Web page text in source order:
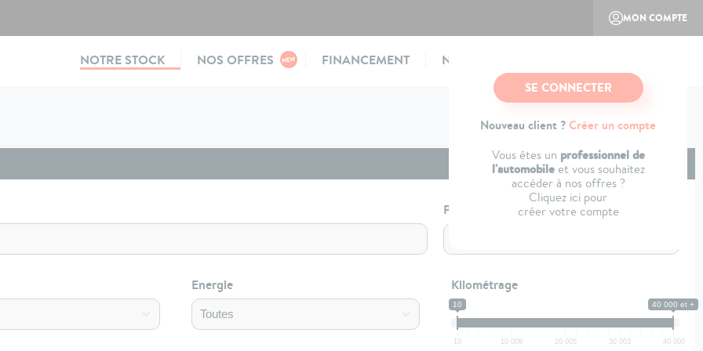
MON COMPTE
SE CONNECTER
Nouveau client ?Créer un compte
Vous êtes un professionnel de
l'automobileet vous souhaitez
accéder à nos offres ?
Cliquez ici pour
créer votre compte
Main
navigation
NOTRE STOCK NOS OFFRES FINANCEMENT NOTRE CONCEPT
Profil
Energie Kilométrage
10 40 000 et +
10 10 008 20 005 30 003 40 000